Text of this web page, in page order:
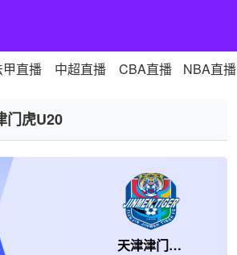
甲直播 中超直播 CBA直播 NBA直播
门虎U20
天津津门虎U20